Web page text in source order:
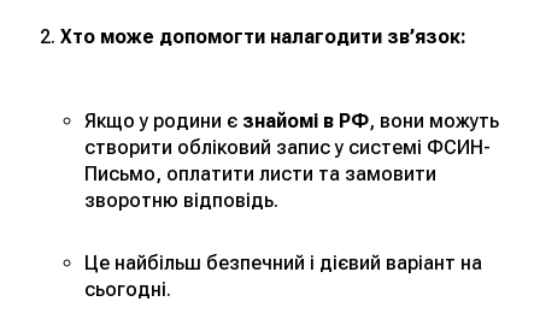
Хто може допомогти налагодити зв’язок:
Якщо у родини є знайомі в РФ, вони можуть
створити обліковий запис у системі ФСИН-
Письмо, оплатити листи та замовити
зворотню відповідь.
Це найбільш безпечний і дієвий варіант на
сьогодні.